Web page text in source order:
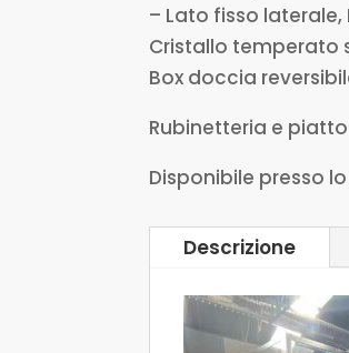
– Lato fisso laterale,
Cristallo temperato
Box doccia
Rubinetteria e
Disponibile presso
Descrizione